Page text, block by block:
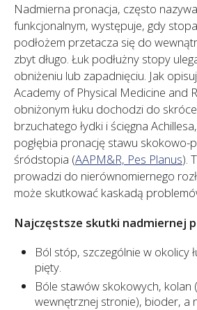
Nadmierna pronacja, często
funkcjonalnym, występuje, gdy
podłożem przetacza się do
zbyt długo. Łuk podłużny stopy
obniżeniu lub zapadnięciu. Jak
Academy of Physical Medicine and
obniżonym łuku dochodzi do
brzuchatego łydki i ścięgna
pogłębia pronację stawu skokowo-
śródstopia (AAPM&R, Pes Planus).
prowadzi do nierównomiernego
może skutkować kaskadą
Najczęstsze skutki nadmiernej
Ból stóp, szczególnie w okolicy
pięty.
Bóle stawów skokowych, kolan
wewnętrznej stronie), bioder, a